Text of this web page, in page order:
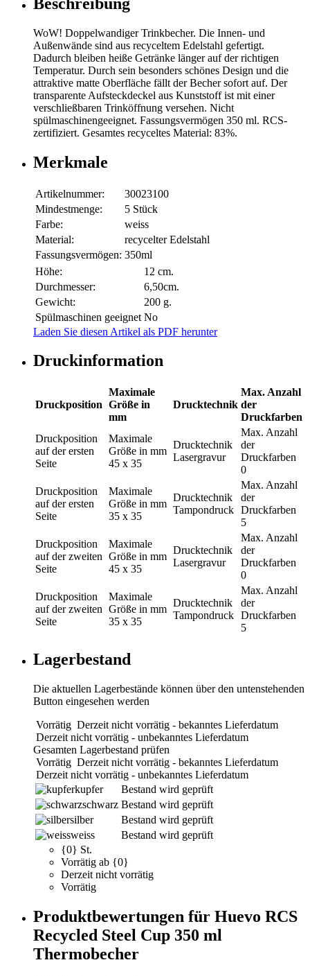
WoW! Doppelwandiger Trinkbecher. Die Innen- und
Außenwände sind aus recyceltem Edelstahl gefertigt.
Dadurch bleiben heiße Getränke länger auf der richtigen
Temperatur. Durch sein besonders schönes Design und die
attraktive matte Oberfläche fällt der Becher sofort auf. Der
transparente Aufsteckdeckel aus Kunststoff ist mit einer
verschließbaren Trinköffnung versehen. Nicht
spülmaschinengeeignet. Fassungsvermögen 350 ml. RCS-
zertifiziert. Gesamtes recyceltes Material: 83%.
Merkmale
Artikelnummer:
30023100
Mindestmenge:
5 Stück
Farbe:
weiss
Material:
recycelter Edelstahl
Fassungsvermögen: 350ml
Höhe:
12 cm.
Durchmesser:
6,50cm.
Gewicht:
200 g.
Spülmaschinen geeignet No
Laden Sie diesen Artikel als PDF herunter
Druckinformation
Druckposition
Maximale
Größe in
mm
Drucktechnik
Max. Anzahl
der
Druckfarben
Druckposition
auf der ersten
Seite
Maximale
Größe in mm
45 x 35
Drucktechnik
Lasergravur
Max. Anzahl
der
Druckfarben
0
Druckposition
auf der ersten
Seite
Maximale
Größe in mm
35 x 35
Drucktechnik
Tampondruck
Max. Anzahl
der
Druckfarben
5
Druckposition
auf der zweiten
Seite
Maximale
Größe in mm
45 x 35
Drucktechnik
Lasergravur
Max. Anzahl
der
Druckfarben
0
Druckposition
auf der zweiten
Seite
Maximale
Größe in mm
35 x 35
Drucktechnik
Tampondruck
Max. Anzahl
der
Druckfarben
5
Lagerbestand
Die aktuellen Lagerbestände können über den untenstehenden
Button eingesehen werden
Vorrätig Derzeit nicht vorrätig - bekanntes Lieferdatum
Derzeit nicht vorrätig - unbekanntes Lieferdatum
Gesamten Lagerbestand prüfen
Vorrätig Derzeit nicht vorrätig - bekanntes Lieferdatum
Derzeit nicht vorrätig - unbekanntes Lieferdatum
kupfer
Bestand wird geprüft
schwarz Bestand wird geprüft
silber
Bestand wird geprüft
weiss
Bestand wird geprüft
{0} St.
Vorrätig ab {0}
Derzeit nicht vorrätig
Vorrätig
Produktbewertungen für Huevo RCS
Recycled Steel Cup 350 ml
Thermobecher